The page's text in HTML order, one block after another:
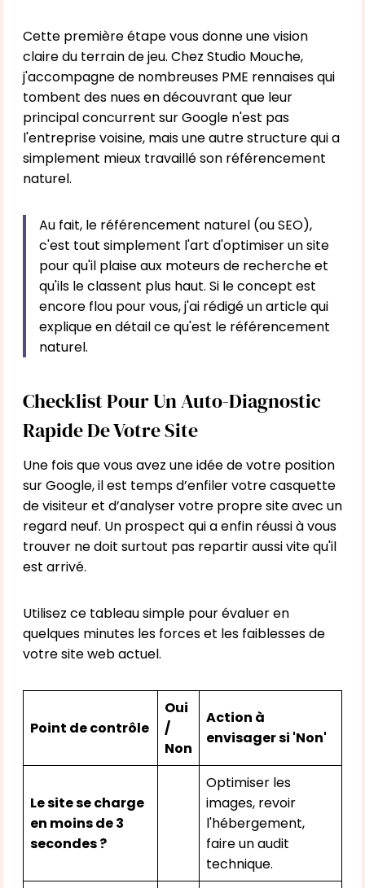
Cette première étape vous donne une vision
claire du terrain de jeu. Chez Studio Mouche,
j'accompagne de nombreuses PME rennaises qui
tombent des nues en découvrant que leur
principal concurrent sur Google n'est pas
l'entreprise voisine, mais une autre structure qui a
simplement mieux travaillé son référencement
naturel.
Au fait, le référencement naturel (ou SEO),
c'est tout simplement l'art d'optimiser un site
pour qu'il plaise aux moteurs de recherche et
qu'ils le classent plus haut. Si le concept est
encore flou pour vous, j'ai rédigé un article qui
explique en détailce qu'est le référencement
naturel.
Checklist Pour Un Auto-Diagnostic
Rapide De Votre Site
Une fois que vous avez une idée de votre position
sur Google, il est temps d’enfiler votre casquette
de visiteur et d’analyser votre propre site avec un
regard neuf. Un prospect qui a enfin réussi à vous
trouver ne doit surtout pas repartir aussi vite qu'il
est arrivé.
Utilisez ce tableau simple pour évaluer en
quelques minutes les forces et les faiblesses de
votre site web actuel.
Point de contrôle
Oui
/
Non
Action à
envisager si 'Non'
Le site se charge
en moins de 3
secondes ?
Optimiser les
images, revoir
l'hébergement,
faire un audit
technique.